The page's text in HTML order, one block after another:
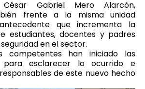
Gabriel Mero Alarcón,
frente a la misma unidad
que incrementa la
estudiantes, docentes y padres
en el sector.
competentes han iniciado las
para esclarecer lo ocurrido e
de este nuevo hecho